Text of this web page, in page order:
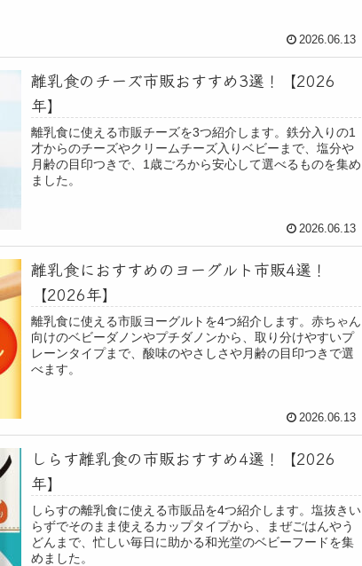
2026.06.13
離乳食のチーズ市販おすすめ3選！【2026
年】
離乳食に使える市販チーズを3つ紹介します。鉄分入りの1
才からのチーズやクリームチーズ入りベビーまで、塩分や
月齢の目印つきで、1歳ごろから安心して選べるものを集め
ました。
2026.06.13
離乳食におすすめのヨーグルト市販4選！
【2026年】
離乳食に使える市販ヨーグルトを4つ紹介します。赤ちゃん
向けのベビーダノンやプチダノンから、取り分けやすいプ
レーンタイプまで、酸味のやさしさや月齢の目印つきで選
べます。
2026.06.13
しらす離乳食の市販おすすめ4選！【2026
年】
しらすの離乳食に使える市販品を4つ紹介します。塩抜きい
らずでそのまま使えるカップタイプから、まぜごはんやう
どんまで、忙しい毎日に助かる和光堂のベビーフードを集
めました。